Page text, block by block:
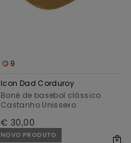
9
Icon Dad Corduroy
Boné de basebol clássico
Castanho Unissexo
€ 30,00
NOVO PRODUTO